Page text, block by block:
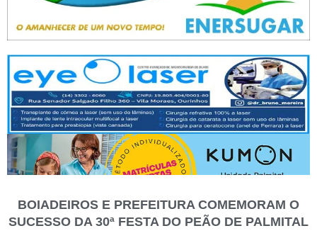
BOIADEIROS E PREFEITURA COMEMORAM O
SUCESSO DA 30ª FESTA DO PEÃO DE PALMITAL